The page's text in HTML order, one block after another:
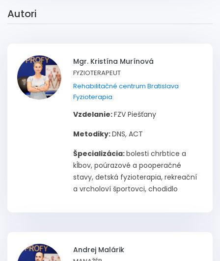
Autori
Mgr. Kristína Murínová
FYZIOTERAPEUT
Rehabilitačné centrum Bratislava
Fyzioterapia
Vzdelanie:FZV Piešťany
Metodiky:DNS, ACT
Špecializácia:bolesti chrbtice a
kĺbov, poúrazové a pooperačné
stavy, detská fyzioterapia, rekreační
a vrcholoví športovci, chodidlo
Andrej Malárik